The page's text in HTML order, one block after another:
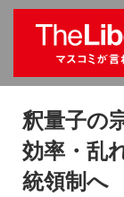
釈量子の
効率・乱
統領制へ